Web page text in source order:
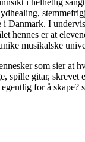
i Danmark. I
hennes er at
musikalske
som sier at
spille gitar, skrevet
for å skape?